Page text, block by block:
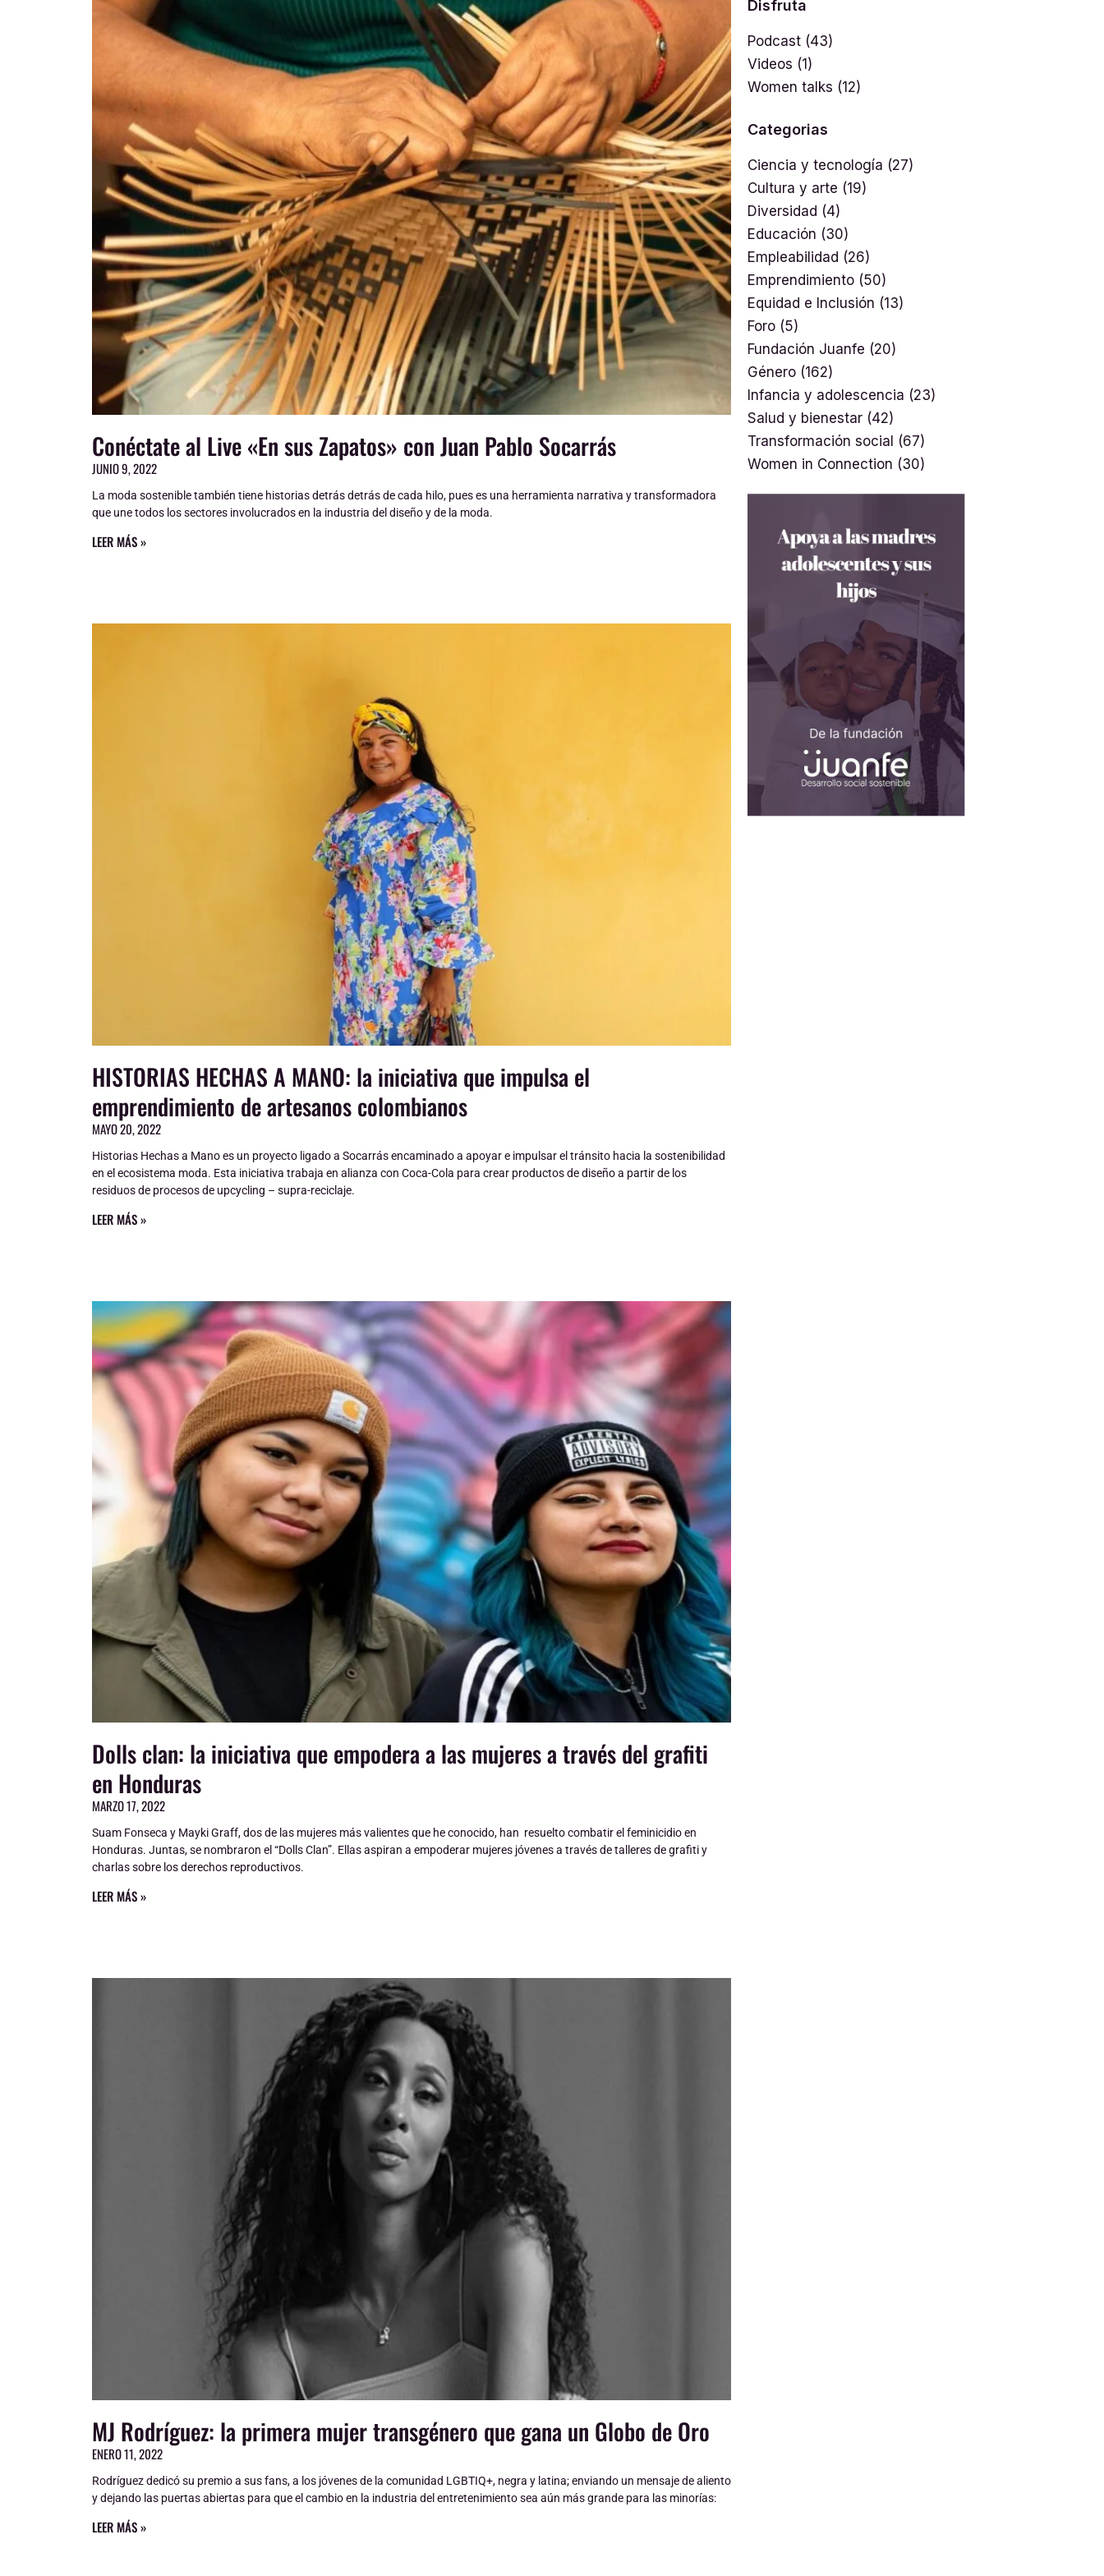
Conéctate al Live «En sus Zapatos» con Juan Pablo Socarrás
JUNIO 9, 2022
La moda sostenible también tiene historias detrás detrás de cada hilo, pues es una herramienta narrativa y transformadora
que une todos los sectores involucrados en la industria del diseño y de la moda.
LEER MÁS »
HISTORIAS HECHAS A MANO: la iniciativa que impulsa el
emprendimiento de artesanos colombianos
MAYO 20, 2022
Historias Hechas a Mano es un proyecto ligado a Socarrás encaminado a apoyar e impulsar el tránsito hacia la sostenibilidad
en el ecosistema moda. Esta iniciativa trabaja en alianza con Coca-Cola para crear productos de diseño a partir de los
residuos de procesos de upcycling – supra-reciclaje.
LEER MÁS »
Dolls clan: la iniciativa que empodera a las mujeres a través del grafiti
en Honduras
MARZO 17, 2022
Suam Fonseca y Mayki Graff, dos de las mujeres más valientes que he conocido, han resuelto combatir el feminicidio en
Honduras. Juntas, se nombraron el “Dolls Clan”. Ellas aspiran a empoderar mujeres jóvenes a través de talleres de grafiti y
charlas sobre los derechos reproductivos.
LEER MÁS »
MJ Rodríguez: la primera mujer transgénero que gana un Globo de Oro
ENERO 11, 2022
Rodríguez dedicó su premio a sus fans, a los jóvenes de la comunidad LGBTIQ+, negra y latina; enviando un mensaje de aliento
y dejando las puertas abiertas para que el cambio en la industria del entretenimiento sea aún más grande para las minorías:
LEER MÁS »
Page
PagePagePage Disfruta
Podcast (43)
Videos (1)
Women talks (12)
Categorias
Ciencia y tecnología (27)
Cultura y arte (19)
Diversidad (4)
Educación (30)
Empleabilidad (26)
Emprendimiento (50)
Equidad e Inclusión (13)
Foro (5)
Fundación Juanfe (20)
Género (162)
Infancia y adolescencia (23)
Salud y bienestar (42)
Transformación social (67)
Women in Connection (30)